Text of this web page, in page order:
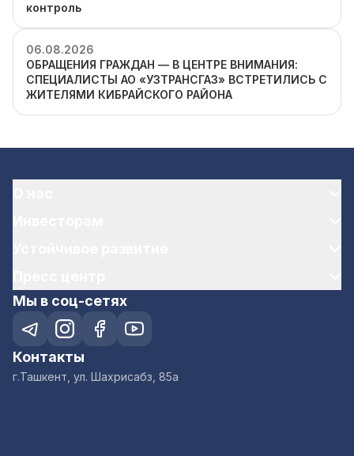
контроль
06.08.2026
ОБРАЩЕНИЯ ГРАЖДАН — В ЦЕНТРЕ ВНИМАНИЯ:
СПЕЦИАЛИСТЫ АО «УЗТРАНСГАЗ» ВСТРЕТИЛИСЬ С
ЖИТЕЛЯМИ КИБРАЙСКОГО РАЙОНА
Мы в соц-сетях
Контакты
г.Ташкент, ул. Шахрисабз, 85а